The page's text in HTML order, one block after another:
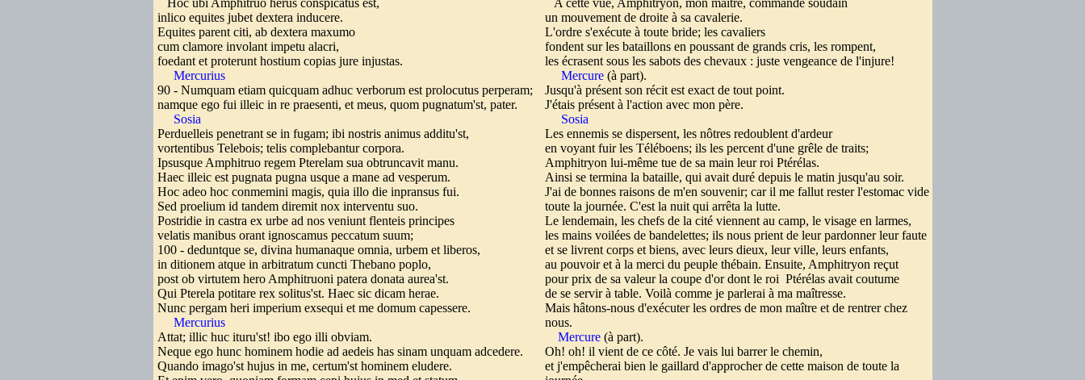
Hoc ubi Amphitruo herus conspicatus est,
inlico equites jubet dextera inducere.
Equites parent citi, ab dextera maxumo
cum clamore involant impetu alacri,
foedant et proterunt hostium copias jure injustas.
A cette vue, Amphitryon, mon maître, commande soudain
un mouvement de droite à sa cavalerie.
L'ordre s'exécute à toute bride; les cavaliers
fondent sur les bataillons en poussant de grands cris, les rompent,
les écrasent sous les sabots des chevaux : juste vengeance de l'injure!
Mercurius
90 - Numquam etiam quicquam adhuc verborum est prolocutus perperam;
namque ego fui illeic in re praesenti, et meus, quom pugnatum'st, pater.
Sosia
Perduelleis penetrant se in fugam; ibi nostris animus additu'st,
vortentibus Telebois; telis complebantur corpora.
Ipsusque Amphitruo regem Pterelam sua obtruncavit manu.
Haec illeic est pugnata pugna usque a mane ad vesperum.
Hoc adeo hoc conmemini magis, quia illo die inpransus fui.
Sed proelium id tandem diremit nox interventu suo.
Postridie in castra ex urbe ad nos veniunt flenteis principes
velatis manibus orant ignoscamus peccatum suum;
Mercure(à part).
Jusqu'à présent son récit est exact de tout point.
J'étais présent à l'action avec mon père.
Sosia
Les ennemis se dispersent, les nôtres redoublent d'ardeur
en voyant fuir les Téléboens; ils les percent d'une grêle de traits;
Amphitryon lui-même tue de sa main leur roi Ptérélas.
Ainsi se termina la bataille, qui avait duré depuis le matin jusqu'au soir.
J'ai de bonnes raisons de m'en souvenir; car il me fallut rester l'estomac vide
toute la journée. C'est la nuit qui arrêta la lutte.
Le lendemain, les chefs de la cité viennent au camp, le visage en larmes,
les mains voilées de bandelettes; ils nous prient de leur pardonner leur faute
100 - deduntque se, divina humanaque omnia, urbem et liberos,
in ditionem atque in arbitratum cuncti Thebano poplo,
post ob virtutem hero Amphitruoni patera donata aurea'st.
Qui Pterela potitare rex solitus'st. Haec sic dicam herae.
Nunc pergam heri imperium exsequi et me domum capessere.
Mercurius
Attat; illic huc ituru'st! ibo ego illi obviam.
Neque ego hunc hominem hodie ad aedeis has sinam unquam adcedere.
Quando imago'st hujus in me, certum'st hominem eludere.
et se livrent corps et biens, avec leurs dieux, leur ville, leurs enfants,
au pouvoir et à la merci du peuple thébain. Ensuite, Amphitryon reçut
pour prix de sa valeur la coupe d'or dont le roi Ptérélas avait coutume
de se servir à table. Voilà comme je parlerai à ma maîtresse.
Mais hâtons-nous d'exécuter les ordres de mon maître et de rentrer chez
nous.
Mercure(à part).
Oh! oh! il vient de ce côté. Je vais lui barrer le chemin,
et j'empêcherai bien le gaillard d'approcher de cette maison de toute la